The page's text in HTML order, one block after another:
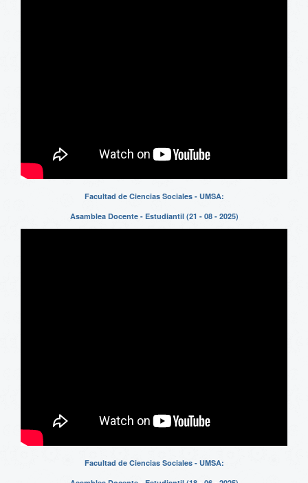
Facultad de Ciencias Sociales - UMSA:
Asamblea Docente - Estudiantil (21 - 08 - 2025)
Facultad de Ciencias Sociales - UMSA: